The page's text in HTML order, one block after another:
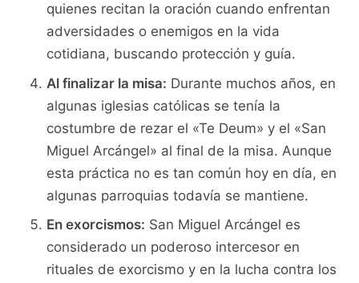
quienes recitan la oración cuando enfrentan
adversidades o enemigos en la vida
cotidiana, buscando protección y guía.
Al finalizar la misa: Durante muchos años, en
algunas iglesias católicas se tenía la
costumbre de rezar el «Te Deum» y el «San
Miguel Arcángel» al final de la misa. Aunque
esta práctica no es tan común hoy en día, en
algunas parroquias todavía se mantiene.
En exorcismos: San Miguel Arcángel es
considerado un poderoso intercesor en
rituales de exorcismo y en la lucha contra los